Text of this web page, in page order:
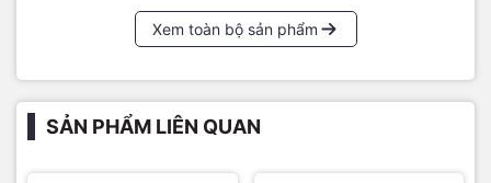
Xem toàn bộ sản phẩm
SẢN PHẨM LIÊN QUAN